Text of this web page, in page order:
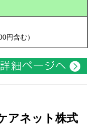
円含む）
アネット株式